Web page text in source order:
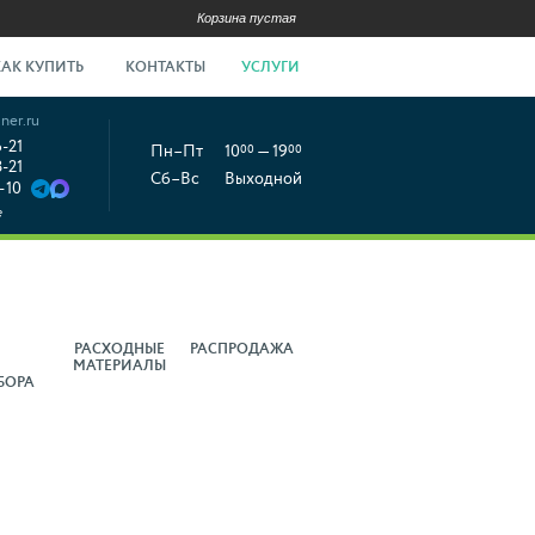
Корзина пустая
КУПИТЬ КОНТАКТЫ УСЛУГИ
21
21
10
Пн–Пт 1000 — 1900
Сб–Вс Выходной
РАСХОДНЫЕ
МАТЕРИАЛЫ
РАСПРОДАЖА